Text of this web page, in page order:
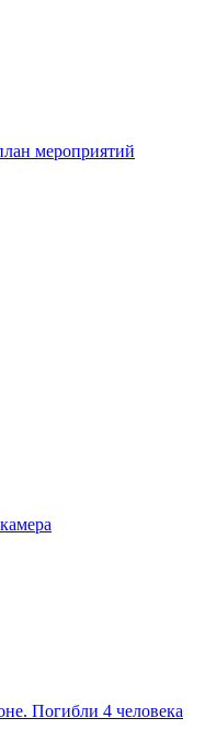
мероприятий
Погибли 4 человека